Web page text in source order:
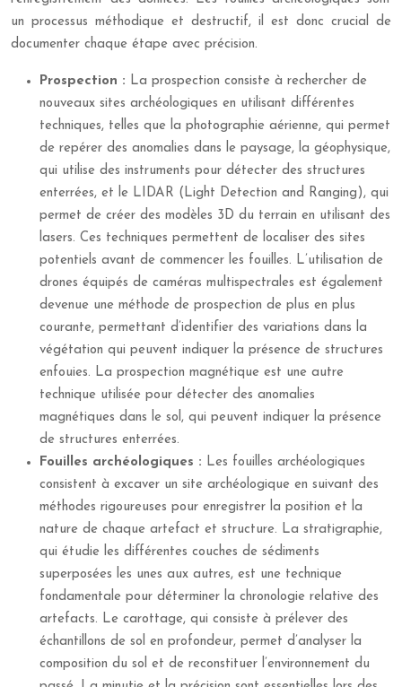
un processus méthodique et destructif, il est donc crucial de
documenter chaque étape avec précision.
Prospection : La prospection consiste à rechercher de
nouveaux sites archéologiques en utilisant différentes
techniques, telles que la photographie aérienne, qui permet
de repérer des anomalies dans le paysage, la géophysique,
qui utilise des instruments pour détecter des structures
enterrées, et le LIDAR (Light Detection and Ranging), qui
permet de créer des modèles 3D du terrain en utilisant des
lasers. Ces techniques permettent de localiser des sites
potentiels avant de commencer les fouilles. L’utilisation de
drones équipés de caméras multispectrales est également
devenue une méthode de prospection de plus en plus
courante, permettant d’identifier des variations dans la
végétation qui peuvent indiquer la présence de structures
enfouies. La prospection magnétique est une autre
technique utilisée pour détecter des anomalies
magnétiques dans le sol, qui peuvent indiquer la présence
de structures enterrées.
Fouilles archéologiques : Les fouilles archéologiques
consistent à excaver un site archéologique en suivant des
méthodes rigoureuses pour enregistrer la position et la
nature de chaque artefact et structure. La stratigraphie,
qui étudie les différentes couches de sédiments
superposées les unes aux autres, est une technique
fondamentale pour déterminer la chronologie relative des
artefacts. Le carottage, qui consiste à prélever des
échantillons de sol en profondeur, permet d’analyser la
composition du sol et de reconstituer l’environnement du